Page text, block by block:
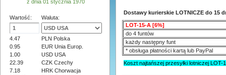
z dnia 01 stycznia 1970
Wartość: Waluta:
4.47
PLN Polska
0.95
EUR Unia Europ.
1.00
USD USA
22.39
CZK Czechy
7.18
HRK Chorwacja
Dostawy kurierskie LOTNICZE do 15
LOT-15-A [6%]
do 4 funtów
każdy następny funt
* obsługa płatności kartą lub PayPal
Koszt najtańszej przesyłki lotniczej LOT-